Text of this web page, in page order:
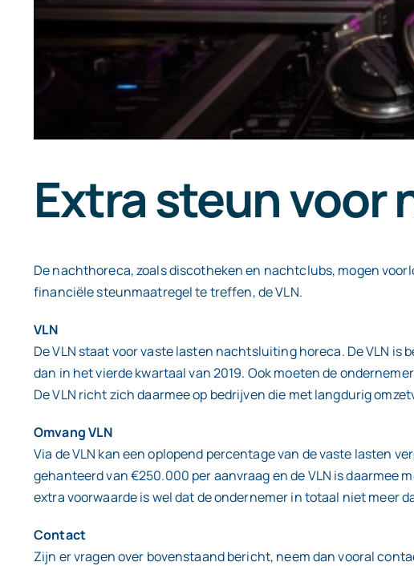
Extra steun voor
De nachthoreca, zoals discotheken en nachtclubs, mogen
financiële steunmaatregel te treffen, de VLN.
VLN
De VLN staat voor vaste lasten nachtsluiting horeca. De VLN
dan in het vierde kwartaal van 2019. Ook moeten de
De VLN richt zich daarmee op bedrijven die met langdurig
Omvang VLN
Via de VLN kan een oplopend percentage van de vaste lasten
gehanteerd van €250.000 per aanvraag en de VLN is daarmee
extra voorwaarde is wel dat de ondernemer in totaal niet meer
Contact
Zijn er vragen over bovenstaand bericht, neem dan vooral